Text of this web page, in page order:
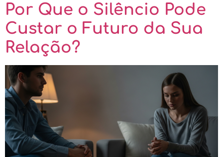
Por Que o Silêncio Pode
Custar o Futuro da Sua
Relação?